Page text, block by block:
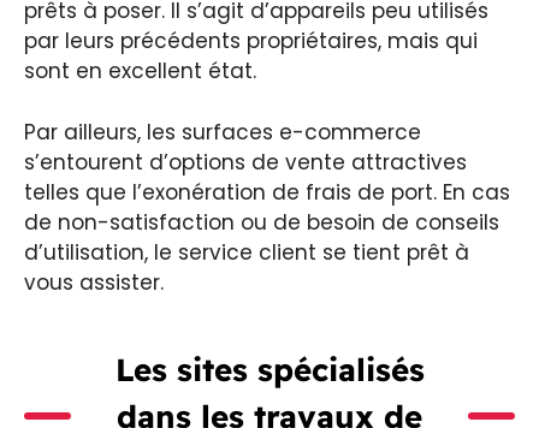
prêts à poser. Il s’agit d’appareils peu utilisés
par leurs précédents propriétaires, mais qui
sont en excellent état.
Par ailleurs, les surfaces e-commerce
s’entourent d’options de vente attractives
telles que l’exonération de frais de port. En cas
de non-satisfaction ou de besoin de conseils
d’utilisation, le service client se tient prêt à
vous assister.
Les sites spécialisés
dans les travaux de